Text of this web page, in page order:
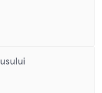
sau treceti la un finisaj